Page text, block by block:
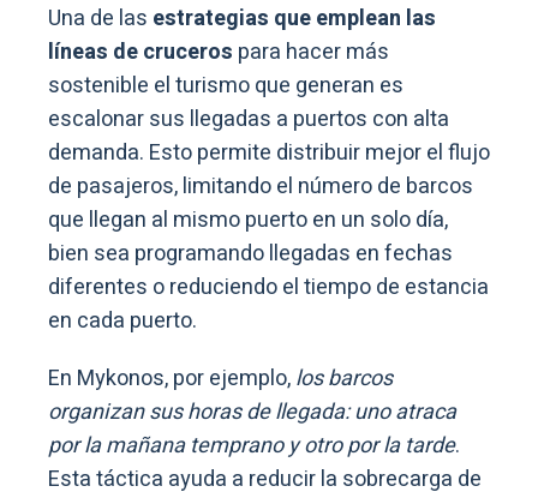
Una de las estrategias que emplean las
líneas de cruceros para hacer más
sostenible el turismo que generan es
escalonar sus llegadas a puertos con alta
demanda. Esto permite distribuir mejor el flujo
de pasajeros, limitando el número de barcos
que llegan al mismo puerto en un solo día,
bien sea programando llegadas en fechas
diferentes o reduciendo el tiempo de estancia
en cada puerto.
En Mykonos, por ejemplo,los barcos
organizan sus horas de llegada: uno atraca
por la mañana temprano y otro por la tarde.
Esta táctica ayuda a reducir la sobrecarga de